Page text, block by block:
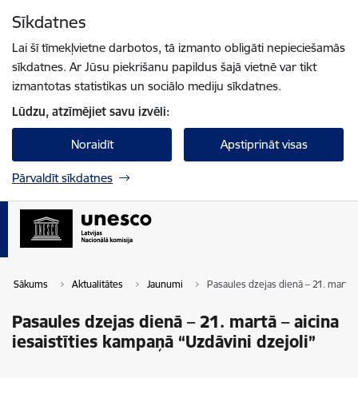
Sīkdatnes
Lai šī tīmekļvietne darbotos, tā izmanto obligāti nepieciešamās
sīkdatnes. Ar Jūsu piekrišanu papildus šajā vietnē var tikt
izmantotas statistikas un sociālo mediju sīkdatnes.
Lūdzu, atzīmējiet savu izvēli:
Noraidīt Apstiprināt visas
Pārvaldīt sīkdatnes
Sākums Aktualitātes Jaunumi Pasaules dzejas dienā – 21.
Pasaules dzejas dienā – 21. martā – aicina
iesaistīties kampaņā “Uzdāvini dzejoli”